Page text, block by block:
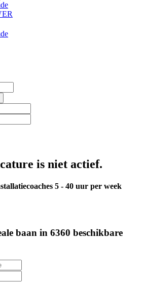
is niet actief.
5 - 40 uur per week
baan in 6360 beschikbare